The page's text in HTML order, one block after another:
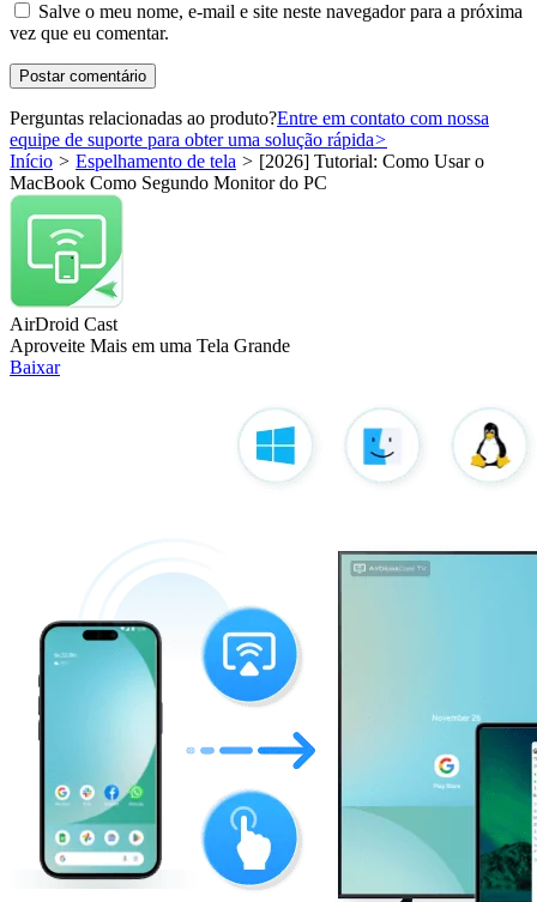
Salve o meu nome, e-mail e site neste navegador para a próxima
vez que eu comentar.
Perguntas relacionadas ao produto?Entre em contato com nossa
equipe de suporte para obter uma solução rápida>
Início > Espelhamento de tela > [2026] Tutorial: Como Usar o
MacBook Como Segundo Monitor do PC
AirDroid Cast
Aproveite Mais em uma Tela Grande
Baixar